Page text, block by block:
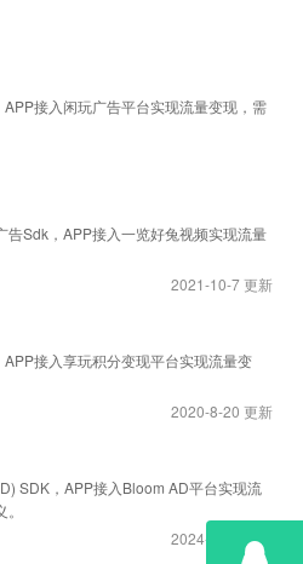
接入闲玩广告平台实现流量变现，需
告Sdk，APP接入一览好兔视频实现流量
2021-10-7 更新
接入享玩积分变现平台实现流量变
2020-8-20 更新
SDK，APP接入Bloom AD平台实现流
2024-6-28 更新